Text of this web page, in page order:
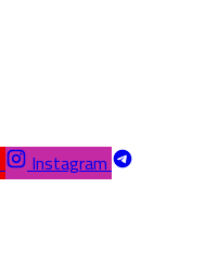
Instagram